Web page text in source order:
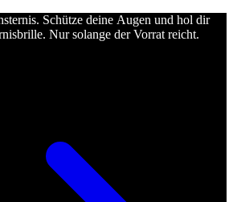
Schütze deine Augen und hol dir
Nur solange der Vorrat reicht.